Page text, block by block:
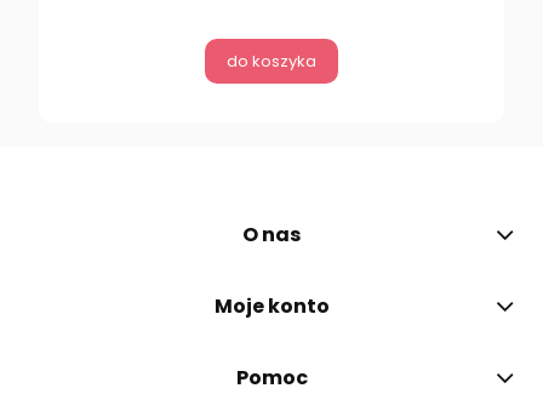
do koszyka
O nas
Moje konto
Pomoc